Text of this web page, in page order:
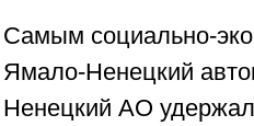
Самым социально-
Ямало-Ненецкий
Ненецкий АО